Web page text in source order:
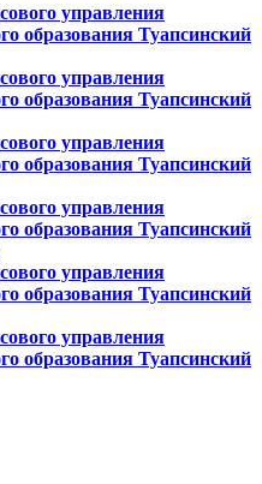
управления
образования Туапсинский
управления
образования Туапсинский
управления
образования Туапсинский
управления
образования Туапсинский
управления
образования Туапсинский
управления
образования Туапсинский